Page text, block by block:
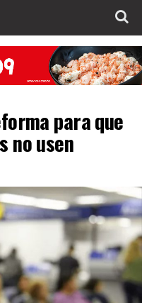
para que
no usen